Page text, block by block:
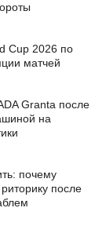
Cup 2026 по
матчей
Granta после
на
почему
после